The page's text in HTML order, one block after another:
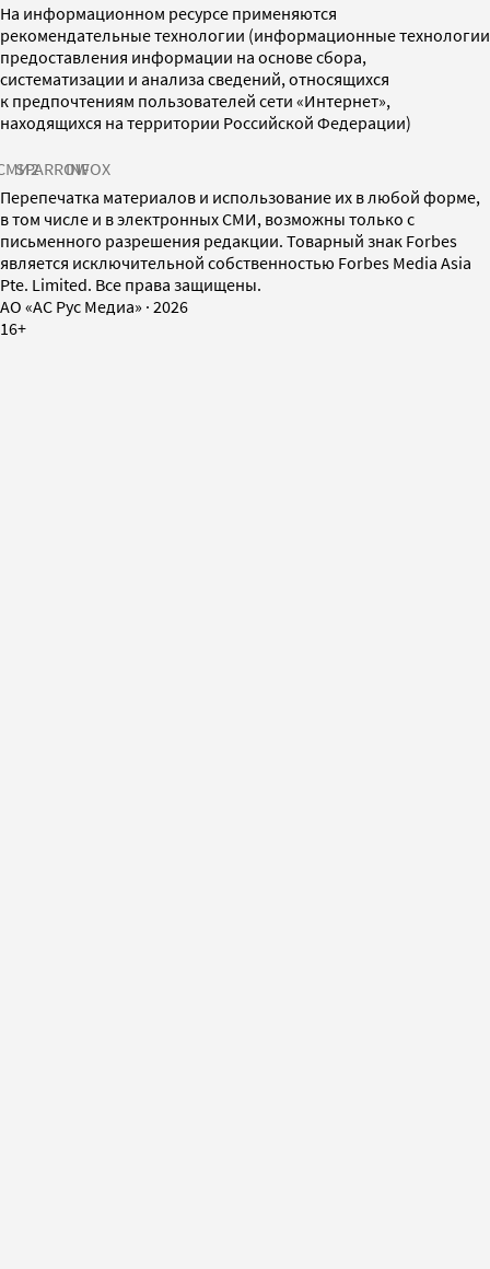
На информационном ресурсе применяются
рекомендательные технологии (информационные технологии
предоставления информации на основе сбора,
систематизации и анализа сведений, относящихся
к предпочтениям пользователей сети «Интернет»,
находящихся на территории Российской Федерации)
SPARROWINFOX
Перепечатка материалов и использование их в любой форме,
в том числе и в электронных СМИ, возможны только с
письменного разрешения редакции. Товарный знак Forbes
является исключительной собственностью Forbes Media Asia
Pte. Limited. Все права защищены.
AO «АС Рус Медиа» · 2026
16+